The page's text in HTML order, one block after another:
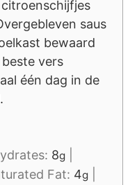
saus
bewaard
vers
één dag in de
8g
Fat: 4g